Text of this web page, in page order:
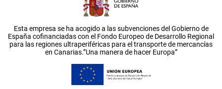
Esta empresa se ha acogido a las subvenciones del Gobierno de
España cofinanciadas con el Fondo Europeo de Desarrollo Regional
para las regiones ultraperiféricas para el transporte de mercancías
en Canarias.”Una manera de hacer Europa”